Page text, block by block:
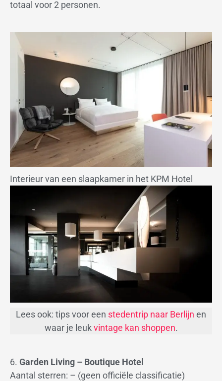
totaal voor 2 personen.
Interieur van een slaapkamer in het KPM Hotel
Lees ook: tips voor een stedentrip naar Berlijn en
waar je leukvintage kan shoppen.
6. Garden Living – Boutique Hotel
Aantal sterren: – (geen officiële classificatie)